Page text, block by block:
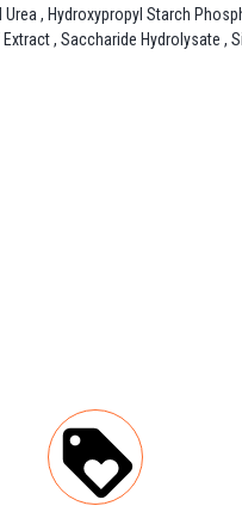
, Hydroxypropyl Starch
, Saccharide Hydrolysate